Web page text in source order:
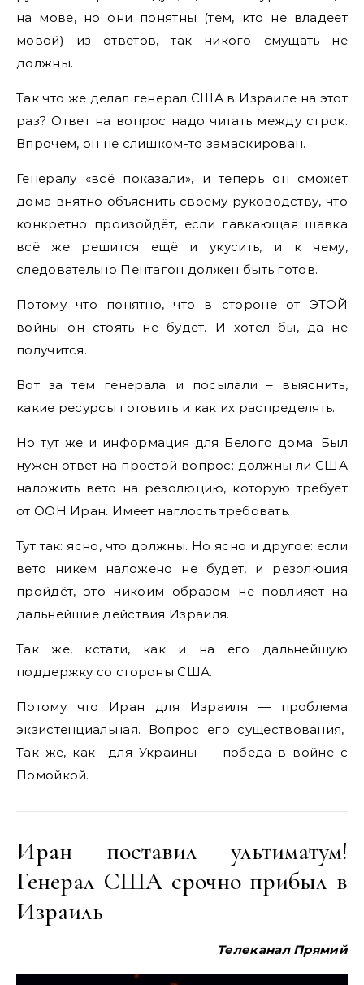
на мове, но они понятны (тем, кто не владеет
мовой) из ответов, так никого смущать не
должны.
Так что же делал генерал США в Израиле на этот
раз? Ответ на вопрос надо читать между строк.
Впрочем, он не слишком-то замаскирован.
Генералу «всё показали», и теперь он сможет
дома внятно объяснить своему руководству, что
конкретно произойдёт, если гавкающая шавка
всё же решится ещё и укусить, и к чему,
следовательно Пентагон должен быть готов.
Потому что понятно, что в стороне от ЭТОЙ
войны он стоять не будет. И хотел бы, да не
получится.
Вот за тем генерала и посылали – выяснить,
какие ресурсы готовить и как их распределять.
Но тут же и информация для Белого дома. Был
нужен ответ на простой вопрос: должны ли США
наложить вето на резолюцию, которую требует
от ООН Иран. Имеет наглость требовать.
Тут так: ясно, что должны. Но ясно и другое: если
вето никем наложено не будет, и резолюция
пройдёт, это никоим образом не повлияет на
дальнейшие действия Израиля.
Так же, кстати, как и на его дальнейшую
поддержку со стороны США.
Потому что Иран для Израиля — проблема
экзистенциальная. Вопрос его существования,
Так же, как для Украины — победа в войне с
Помойкой.
Иран поставил ультиматум!
Генерал США срочно прибыл в
Израиль
Телеканал Прямий